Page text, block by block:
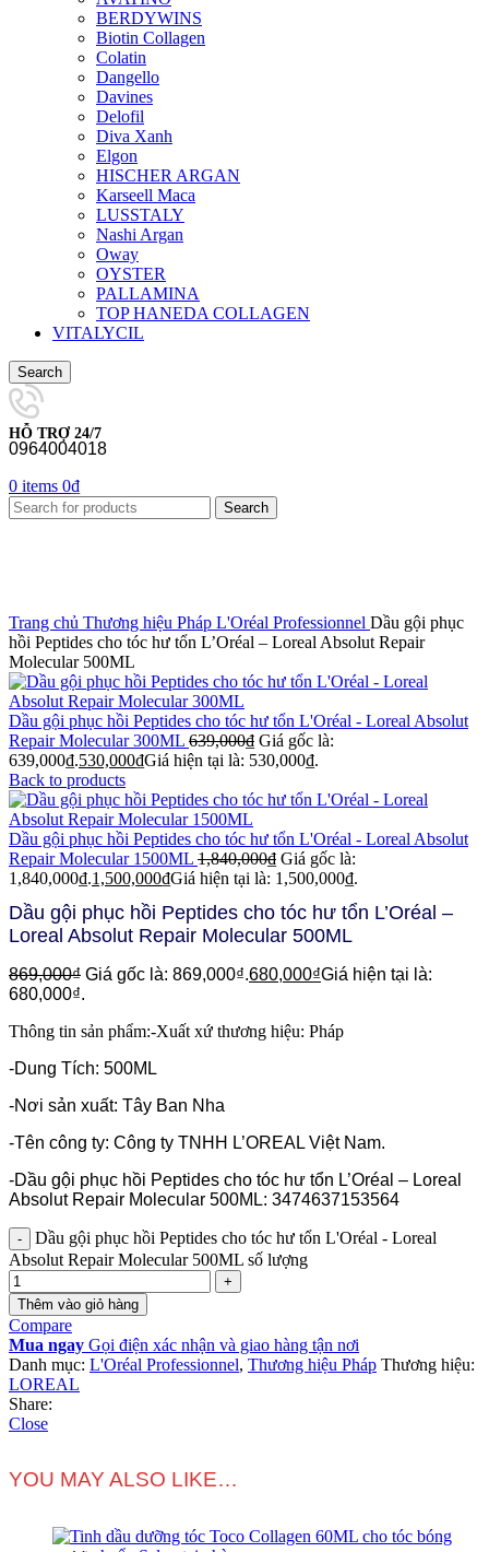
BERDYWINS
Biotin Collagen
Colatin
Dangello
Davines
Delofil
Diva Xanh
Elgon
HISCHER ARGAN
Karseell Maca
LUSSTALY
Nashi Argan
Oway
OYSTER
PALLAMINA
TOP HANEDA COLLAGEN
VITALYCIL
Search
HỖ TRỢ 24/7
0964004018
0 items 0₫
Search
Trang chủ Thương hiệu Pháp L'Oréal Professionnel Dầu gội phục
hồi Peptides cho tóc hư tổn L’Oréal – Loreal Absolut Repair
Molecular 500ML
Dầu gội phục hồi Peptides cho tóc hư tổn L'Oréal - Loreal Absolut
Repair Molecular 300ML 639,000₫ Giá gốc là:
639,000₫.530,000₫Giá hiện tại là: 530,000₫.
Back to products
Dầu gội phục hồi Peptides cho tóc hư tổn L'Oréal - Loreal Absolut
Repair Molecular 1500ML 1,840,000₫ Giá gốc là:
1,840,000₫.1,500,000₫Giá hiện tại là: 1,500,000₫.
Dầu gội phục hồi Peptides cho tóc hư tổn L’Oréal –
Loreal Absolut Repair Molecular 500ML
869,000₫ Giá gốc là: 869,000₫.680,000₫Giá hiện tại là:
680,000₫.
Thông tin sản phẩm:-Xuất xứ thương hiệu: Pháp
-Dung Tích: 500ML
-Nơi sản xuất: Tây Ban Nha
-Tên công ty: Công ty TNHH L’OREAL Việt Nam.
-Dầu gội phục hồi Peptides cho tóc hư tổn L’Oréal – Loreal
Absolut Repair Molecular 500ML: 3474637153564
Dầu gội phục hồi Peptides cho tóc hư tổn L'Oréal - Loreal
Absolut Repair Molecular 500ML số lượng
Thêm vào giỏ hàng
Compare
Mua ngay Gọi điện xác nhận và giao hàng tận nơi
Danh mục: L'Oréal Professionnel, Thương hiệu Pháp Thương hiệu:
LOREAL
Share:
Close
YOU MAY ALSO LIKE…